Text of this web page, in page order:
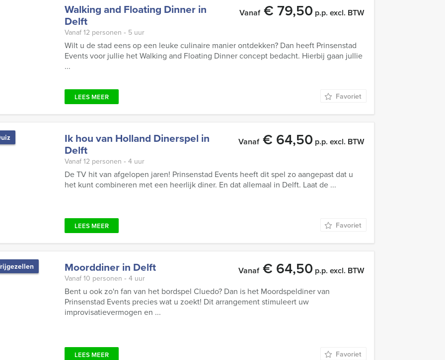
Walking and Floating Dinner in
Delft
Vanaf€ 79,50 p.p. excl. BTW
Vanaf 12 personen ‐ 5 uur
Wilt u de stad eens op een leuke culinaire manier ontdekken? Dan heeft Prinsenstad
Events voor jullie het Walking and Floating Dinner concept bedacht. Hierbij gaan jullie
...
LEES MEER Favoriet
Ik hou van Holland Dinerspel in
Delft
Vanaf€ 64,50 p.p. excl. BTW
Vanaf 12 personen ‐ 4 uur
De TV hit van afgelopen jaren! Prinsenstad Events heeft dit spel zo aangepast dat u
het kunt combineren met een heerlijk diner. En dat allemaal in Delft. Laat de ...
LEES MEER Favoriet
Moorddiner in Delft Vanaf€ 64,50 p.p. excl. BTW
Vanaf 10 personen ‐ 4 uur
Bent u ook zo'n fan van het bordspel Cluedo? Dan is het Moordspeldiner van
Prinsenstad Events precies wat u zoekt! Dit arrangement stimuleert uw
improvisatievermogen en ...
LEES MEER Favoriet